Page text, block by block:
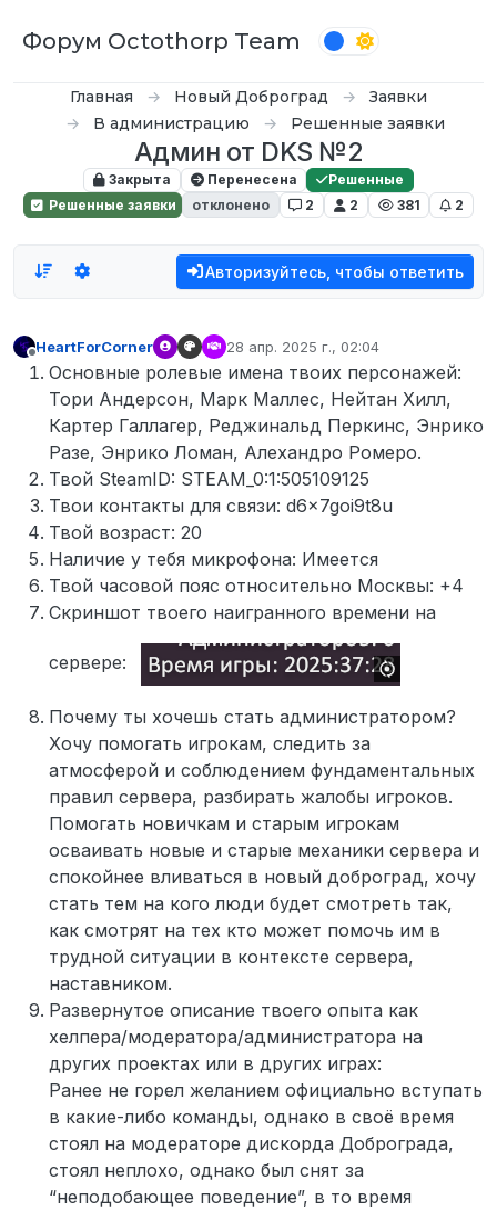
Форум Octothorp Team
Главная Новый Доброград
Заявки
В администрацию
Решенные заявки
Админ от DKS №2
Закрыта Перенесена
Решенные
Решенные заявки
отклонено 2 2 381 2
Авторизуйтесь, чтобы ответить
Не в сети
HeartForCorner 28 апр. 2025 г., 02:04
отредактировано
Основные ролевые имена твоих персонажей:
Тори Андерсон, Марк Маллес, Нейтан Хилл,
Картер Галлагер, Реджинальд Перкинс, Энрико
Разе, Энрико Ломан, Алехандро Ромеро.
Твой SteamID: STEAM_0:1:505109125
Твои контакты для связи: d6x7goi9t8u
Твой возраст: 20
Наличие у тебя микрофона: Имеется
Твой часовой пояс относительно Москвы: +4
Скриншот твоего наигранного времени на
сервере:
Почему ты хочешь стать администратором?
Хочу помогать игрокам, следить за
атмосферой и соблюдением фундаментальных
правил сервера, разбирать жалобы игроков.
Помогать новичкам и старым игрокам
осваивать новые и старые механики сервера и
спокойнее вливаться в новый доброград, хочу
стать тем на кого люди будет смотреть так,
как смотрят на тех кто может помочь им в
трудной ситуации в контексте сервера,
наставником.
Развернутое описание твоего опыта как
хелпера/модератора/администратора на
других проектах или в других играх:
Ранее не горел желанием официально вступать
в какие-либо команды, однако в своё время
стоял на модераторе дискорда Доброграда,
стоял неплохо, однако был снят за
“неподобающее поведение”, в то время